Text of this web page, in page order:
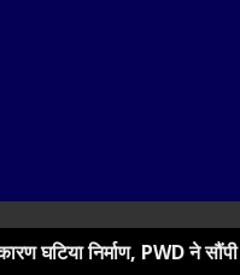
PWD ने सौंपी रिपोर्ट